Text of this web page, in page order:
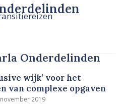
Onderdelinden
wijk’ voor het
van complexe opgaven
2019